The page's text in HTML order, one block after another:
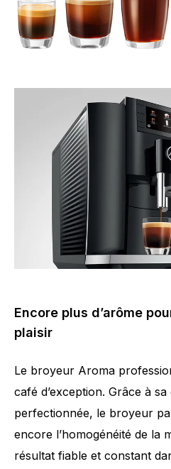
Nombre de spécialités
Encore plus d’arôme
plaisir
Le broyeur Aroma
café d’exception. Grâce à sa
perfectionnée, le broyeur
encore l’homogénéité de la
résultat fiable et constant